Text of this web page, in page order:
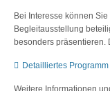
Bei Interesse können
Begleitausstellung
besonders präsentieren.
Detailliertes Programm
Weitere Informationen